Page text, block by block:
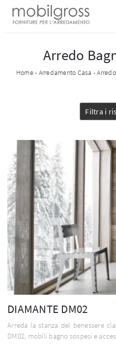
Arredo
Home- Arredamento Casa -
Filtra i
DIAMANTE DM02
Arreda la stanza del benessere
DM02, mobili bagno sospesi e